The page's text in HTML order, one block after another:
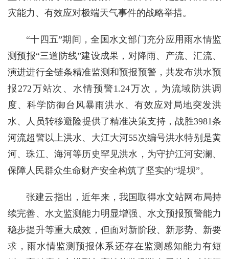
灾能力、有效应对极端天气事件的战略举措。
“十四五”期间，全国水文部门充分应用雨水情监
测预报“三道防线”建设成果，对降雨、产流、汇流、
演进进行全链条精准监测和预报预警，共发布洪水预
报272万站次、水情预警1.24万次，为流域防洪调
度、科学防御台风暴雨洪水、有效应对局地突发洪
水、人员转移避险提供了精准决策支持，战胜3981条
河流超警以上洪水、大江大河55次编号洪水特别是黄
河、珠江、海河等历史罕见洪水，为守护江河安澜、
保障人民群众生命财产安全构筑了坚实的“堤坝”。
张建云指出，近年来，我国取得水文站网布局持
续完善、水文监测能力明显增强、水文预报预警能力
稳步提升等重大成效，但面对新阶段、新形势、新要
求，雨水情监测预报体系还存在监测感知能力有短